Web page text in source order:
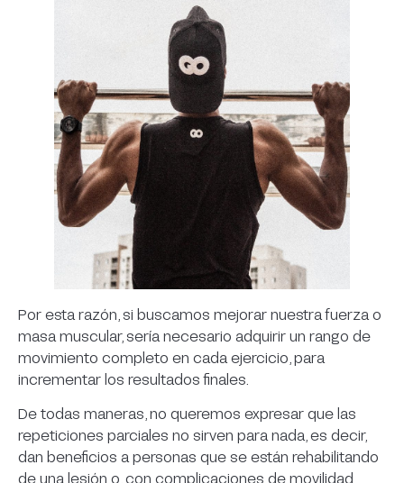
Por esta razón, si buscamos mejorar nuestra fuerza o
masa muscular, sería necesario adquirir un rango de
movimiento completo en cada ejercicio, para
incrementar los resultados finales.
De todas maneras, no queremos expresar que las
repeticiones parciales no sirven para nada, es decir,
dan beneficios a personas que se están rehabilitando
de una lesión o, con complicaciones de movilidad